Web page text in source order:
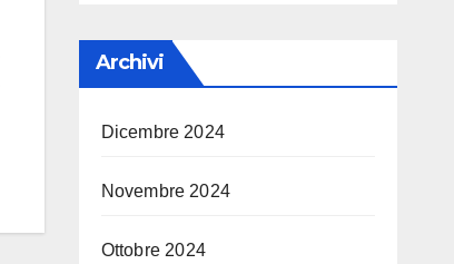
Archivi
Dicembre 2024
Novembre 2024
Ottobre 2024